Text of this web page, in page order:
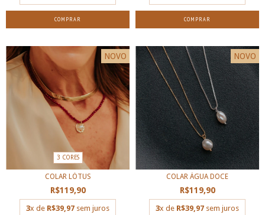
COMPRAR
NOVO
3 CORES
COLAR LÓTUS
R$119,90
3x de R$39,97 sem juros
NOVO
COLAR ÁGUA DOCE
R$119,90
3x de R$39,97 sem juros